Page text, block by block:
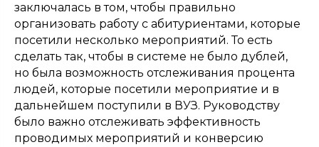
заключалась в том, чтобы правильно
организовать работу с абитуриентами, которые
посетили несколько мероприятий. То есть
сделать так, чтобы в системе не было дублей,
но была возможность отслеживания процента
людей, которые посетили мероприятие и в
дальнейшем поступили в ВУЗ. Руководству
было важно отслеживать эффективность
проводимых мероприятий и конверсию